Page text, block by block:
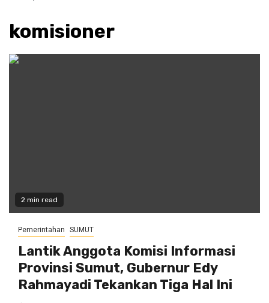
komisioner
2 min read
Pemerintahan SUMUT
Lantik Anggota Komisi Informasi
Provinsi Sumut, Gubernur Edy
Rahmayadi Tekankan Tiga Hal Ini